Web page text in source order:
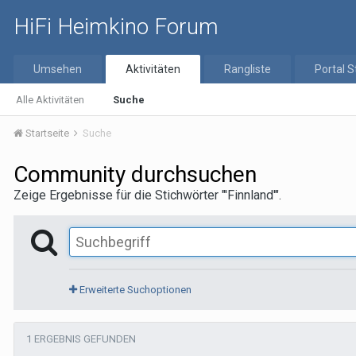
HiFi Heimkino Forum
Umsehen Aktivitäten
Alle Aktivitäten Suche
Rangliste Portal
Startseite Suche
Community durchsuchen
Zeige Ergebnisse für die Stichwörter "'Finnland'".
Erweiterte Suchoptionen
1 ERGEBNIS GEFUNDEN